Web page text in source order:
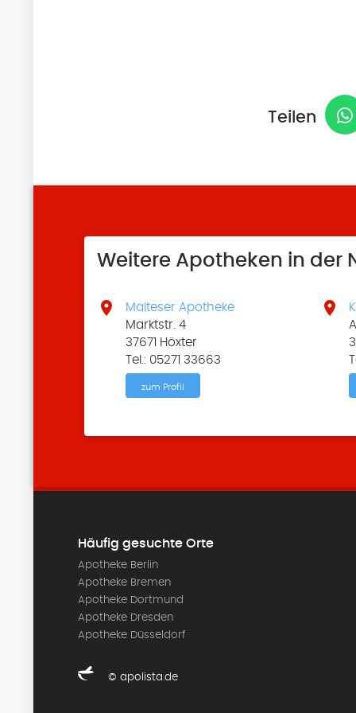
Teilen
Weitere Apotheken in der

Malteser Apotheke
Marktstr. 4
37671 Höxter
Tel.: 05271 33663
zum Profil

Häufig gesuchte Orte
Apotheke Berlin
Apotheke Bremen
Apotheke Dortmund
Apotheke Dresden
Apotheke Düsseldorf
© apolista.de